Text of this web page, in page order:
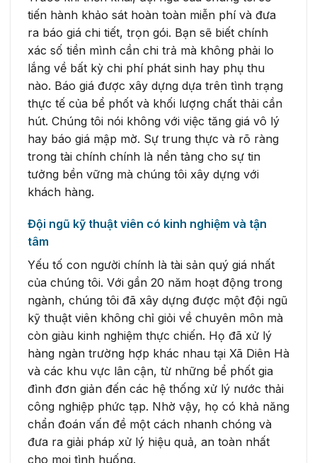
tiến hành khảo sát hoàn toàn miễn phí và đưa
ra báo giá chi tiết, trọn gói. Bạn sẽ biết chính
xác số tiền mình cần chi trả mà không phải lo
lắng về bất kỳ chi phí phát sinh hay phụ thu
nào. Báo giá được xây dựng dựa trên tình trạng
thực tế của bể phốt và khối lượng chất thải cần
hút. Chúng tôi nói không với việc tăng giá vô lý
hay báo giá mập mờ. Sự trung thực và rõ ràng
trong tài chính chính là nền tảng cho sự tin
tưởng bền vững mà chúng tôi xây dựng với
khách hàng.
Đội ngũ kỹ thuật viên có kinh nghiệm và tận
tâm
Yếu tố con người chính là tài sản quý giá nhất
của chúng tôi. Với gần 20 năm hoạt động trong
ngành, chúng tôi đã xây dựng được một đội ngũ
kỹ thuật viên không chỉ giỏi về chuyên môn mà
còn giàu kinh nghiệm thực chiến. Họ đã xử lý
hàng ngàn trường hợp khác nhau tại Xã Diên Hà
và các khu vực lân cận, từ những bể phốt gia
đình đơn giản đến các hệ thống xử lý nước thải
công nghiệp phức tạp. Nhờ vậy, họ có khả năng
chẩn đoán vấn đề một cách nhanh chóng và
đưa ra giải pháp xử lý hiệu quả, an toàn nhất
cho mọi tình huống.